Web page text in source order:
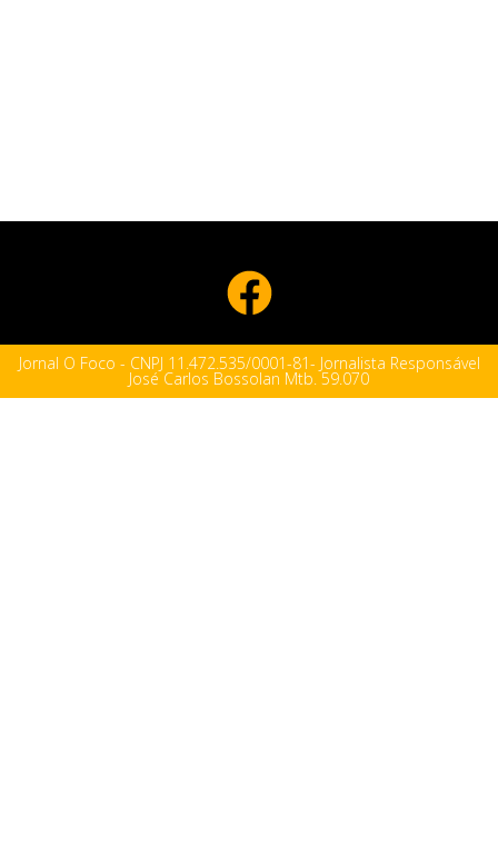
Jornal O Foco - CNPJ 11.472.535/0001-81- Jornalista Responsável
José Carlos Bossolan Mtb. 59.070